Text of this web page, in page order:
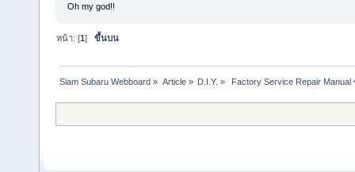
Oh my god!!
หน้า: [1]ขึ้นบน
Siam Subaru Webboard » Article» D.I.Y. » Factory Service Repair